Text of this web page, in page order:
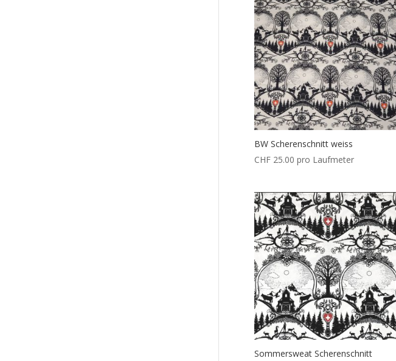
BW Scherenschnitt weiss
CHF25.00 pro Laufmeter
Sommersweat Scherenschnitt